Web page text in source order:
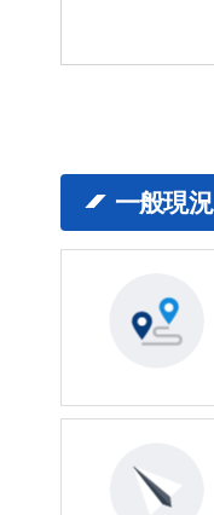
一般現況